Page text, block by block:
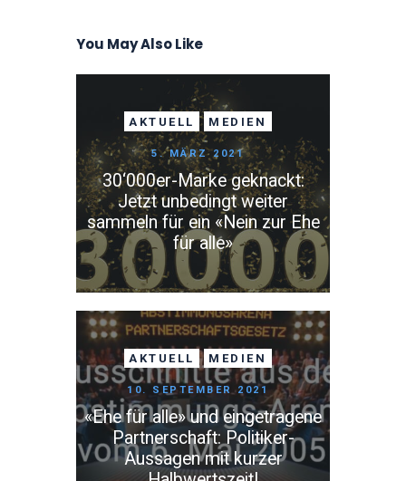
You May Also Like
AKTUELL MEDIEN
5. MÄRZ 2021
30‘000er-Marke geknackt:
Jetzt unbedingt weiter
sammeln für ein «Nein zur Ehe
für alle»
AKTUELL MEDIEN
10. SEPTEMBER 2021
«Ehe für alle» und eingetragene
Partnerschaft: Politiker-
Aussagen mit kurzer